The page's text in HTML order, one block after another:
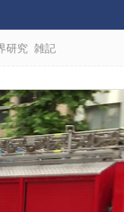
研究 雑記